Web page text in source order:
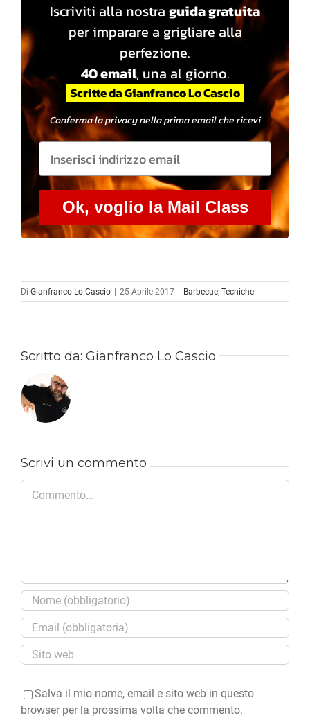
Iscriviti alla nostra guida gratuita
per imparare a grigliare alla
perfezione.
40 email, una al giorno.
Scritte da Gianfranco Lo Cascio
Conferma la privacy nella prima email che ricevi
Ok, voglio la Mail Class
Di Gianfranco Lo Cascio 25 Aprile 2017 Barbecue, Tecniche
Scritto da: Gianfranco Lo Cascio
Scrivi un commento
Salva il mio nome, email e sito web in questo
browser per la prossima volta che commento.